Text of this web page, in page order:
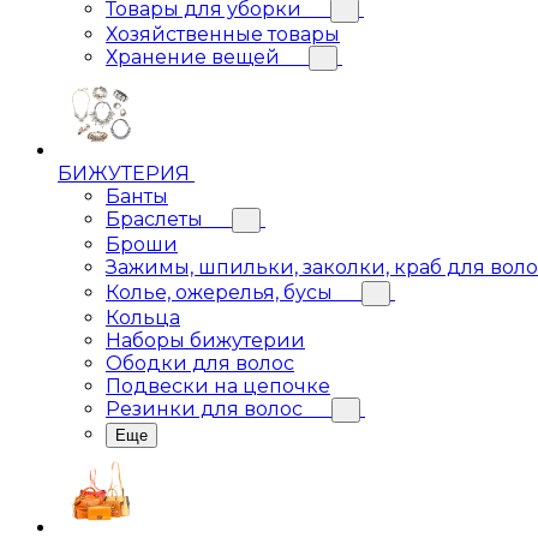
Товары для уборки
Хозяйственные товары
Хранение вещей
БИЖУТЕРИЯ
Банты
Браслеты
Броши
Зажимы, шпильки, заколки, краб для
Колье, ожерелья, бусы
Кольца
Наборы бижутерии
Ободки для волос
Подвески на цепочке
Резинки для волос
Еще